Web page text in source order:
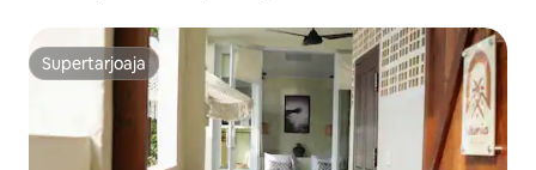
Supertarjoaja
Supertarjoaja